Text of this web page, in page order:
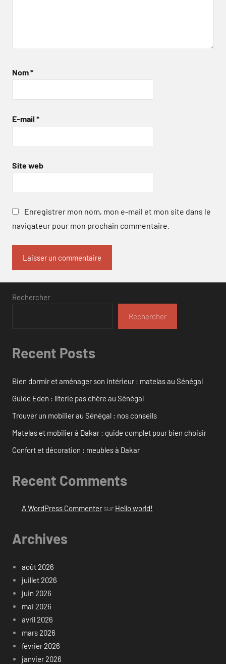
Nom*
E-mail *
Site web
Enregistrer mon nom, mon e-mail et mon site dans le
navigateur pour mon prochain commentaire.
Rechercher
Rechercher
Recent Posts
Bien dormir et aménager son intérieur : matelas au Sénégal
Guide Eden : literie pas chère au Sénégal
Trouver un mobilier au Sénégal : nos conseils
Matelas et mobilier à Dakar : guide complet pour bien choisir
Confort et décoration : meubles à Dakar
Recent Comments
A WordPress Commentersur Hello world!
Archives
août 2026
juillet 2026
juin 2026
mai 2026
avril 2026
mars 2026
février 2026
janvier 2026